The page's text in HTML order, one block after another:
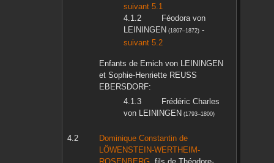
suivant 5.1
Féodoravon
LEININGEN (1807–1872)-
suivant 5.2
Enfants de Emichvon LEININGEN
et Sophie-HenrietteREUSS
EBERSDORF:
Frédéric Charles
von LEININGEN (1793–1800)
Dominique Constantinde
LÖWENSTEIN-WERTHEIM-